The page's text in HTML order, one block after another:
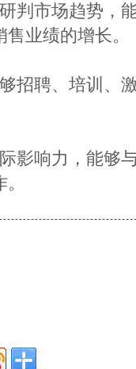
判市场趋势，
业绩的增长。
招聘、培训、
影响力，能够